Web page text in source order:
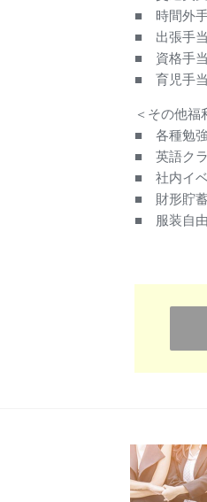
■ 時間外
■ 出張手当
■ 資格手当
■ 育児手当
＜その他福
■ 各種勉
■ 英語ク
■ 社内イベ
■ 財形貯
■ 服装自由